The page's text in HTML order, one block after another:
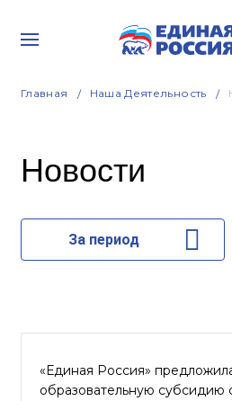
Главная Наша Деятельность
Новости
За период
«Единая Россия»
образовательную субсидию